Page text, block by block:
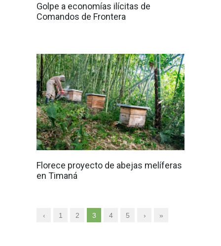
Golpe a economías ilícitas de
Comandos de Frontera
Florece proyecto de abejas melíferas
en Timaná
‹ 1 2 3 4 5 › »